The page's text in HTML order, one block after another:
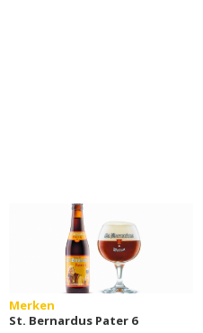
Merken
St. Bernardus Pater 6